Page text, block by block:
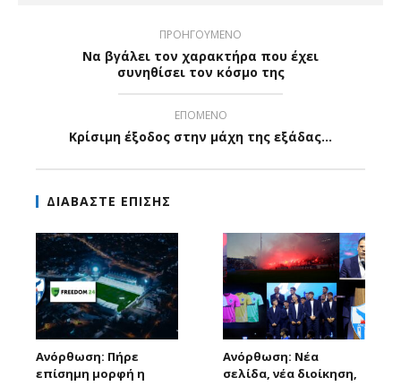
ΠΡΟΗΓΟΥΜΕΝΟ
Να βγάλει τον χαρακτήρα που έχει
συνηθίσει τον κόσμο της
ΕΠΟΜΕΝΟ
Κρίσιμη έξοδος στην μάχη της εξάδας…
ΔΙΑΒΑΣΤΕ ΕΠΙΣΗΣ
Ανόρθωση: Πήρε
επίσημη μορφή η
Ανόρθωση: Νέα
σελίδα, νέα διοίκηση,